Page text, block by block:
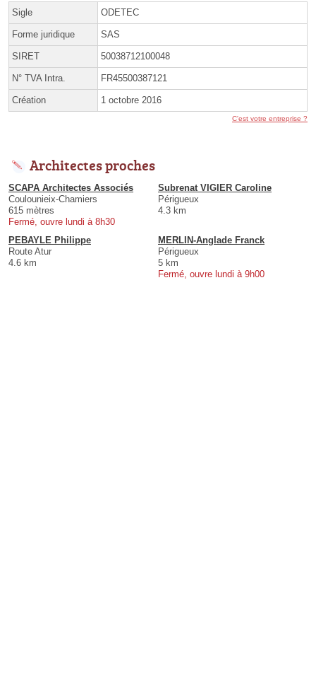
Sigle ODETEC
Forme juridique SAS
SIRET 50038712100048
N° TVA Intra. FR45500387121
Création 1 octobre 2016
C'est votre entreprise ?
Architectes proches
SCAPA Architectes Associés
Coulounieix-Chamiers
615 mètres
Fermé, ouvre lundi à 8h30
Subrenat VIGIER Caroline
Périgueux
4.3 km
PEBAYLE Philippe
Route Atur
4.6 km
MERLIN-Anglade Franck
Périgueux
5 km
Fermé, ouvre lundi à 9h00